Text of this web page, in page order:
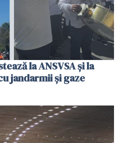
la ANSVSA și la
jandarmii și gaze